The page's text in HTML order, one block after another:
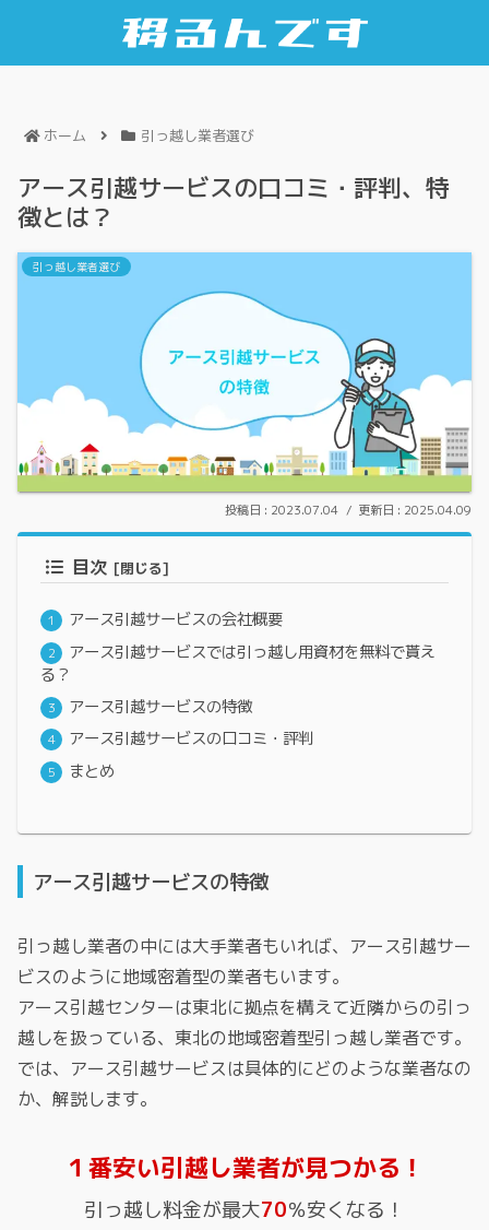
ホーム 引っ越し業者選び
アース引越サービスの口コミ・評判、特
徴とは？
引っ越し業者選び
2023.07.04 2025.04.09
目次
アース引越サービスの会社概要
アース引越サービスでは引っ越し用資材を無料で貰え
る？
アース引越サービスの特徴
アース引越サービスの口コミ・評判
まとめ
アース引越サービスの特徴
引っ越し業者の中には大手業者もいれば、アース引越サー
ビスのように地域密着型の業者もいます。
アース引越センターは東北に拠点を構えて近隣からの引っ
越しを扱っている、東北の地域密着型引っ越し業者です。
では、アース引越サービスは具体的にどのような業者なの
か、解説します。
１番安い引越し業者が見つかる！
引っ越し料金が最大70％安くなる！